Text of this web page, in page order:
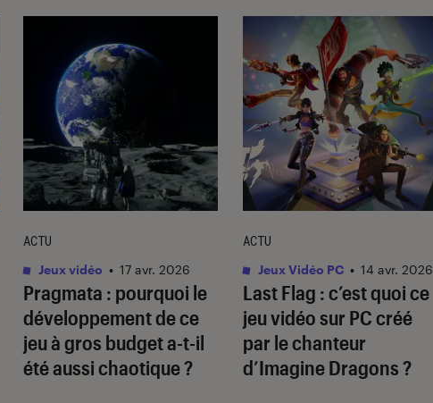
Pragmata : pourquoi le
développement de ce
jeu à gros budget a-t-il
été aussi chaotique ?
ACTU
Jeux vidéo • 17 avr. 2026
Last Flag : c’est quoi ce
jeu vidéo sur PC créé
par le chanteur
d’Imagine Dragons ?
ACTU
Jeux Vidéo PC • 14 avr. 2026